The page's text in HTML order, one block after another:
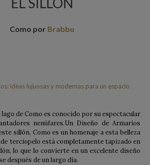
Como por Brabbu
de Como es conocido por su espectacular
nenúfares.Un Diseño de Armarios
sillón, Como es un homenaje a esta belleza
terciopelo está completamente tapizado en
lo que lo convierte en un excelente diseño
después de un largo día.